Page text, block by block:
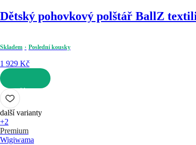
Dětský pohovkový polštář BallZ
Skladem Poslední kousky
1 929 Kč
DO KOŠÍKU
další varianty
+2
Premium
Wigiwama